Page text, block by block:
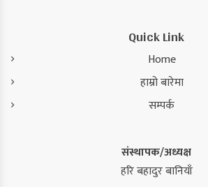
Quick Link
Home
हाम्रो बारेमा
सम्पर्क
संस्थापक/अध्यक्ष
हरि बहादुर बानियाँ